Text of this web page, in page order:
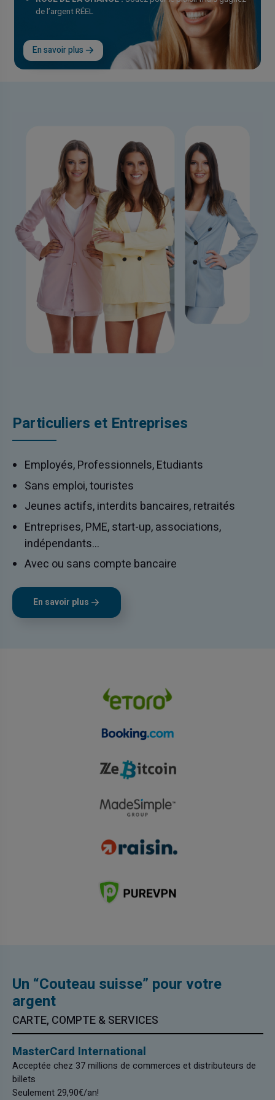
de l’argent RÉEL
En savoir plus
Particuliers et Entreprises
Employés, Professionnels, Etudiants
Sans emploi, touristes
Jeunes actifs, interdits bancaires, retraités
Entreprises, PME, start-up, associations,
indépendants…
Avec ou sans compte bancaire
En savoir plus
Un “Couteau suisse” pour votre
argent
CARTE, COMPTE & SERVICES
MasterCard International
Acceptée chez 37 millions de commerces et distributeurs de
billets
Seulement 29,90€/an!